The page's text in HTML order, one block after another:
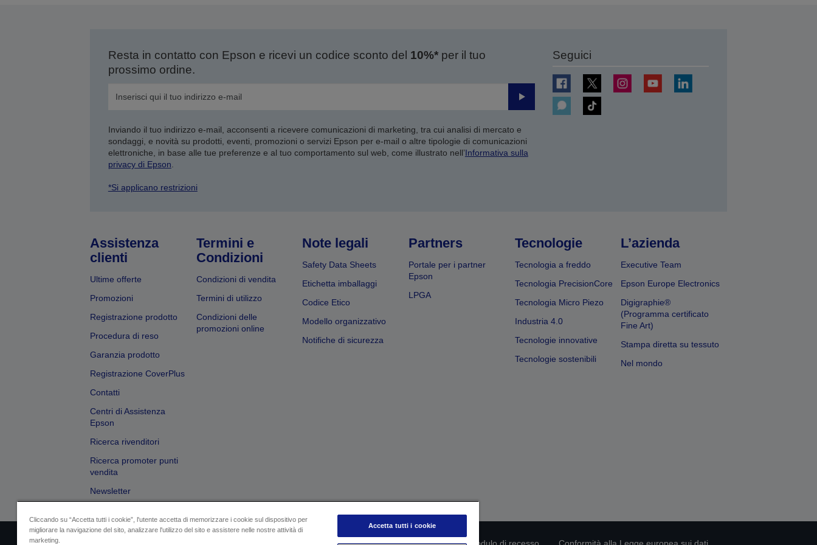
Resta in contatto con Epson e ricevi un codice sconto del 10%*per il tuo
prossimo ordine.
Invia
Inviando il tuo indirizzo e-mail, acconsenti a ricevere comunicazioni di marketing, tra cui analisi di mercato e
sondaggi, e novità su prodotti, eventi, promozioni o servizi Epson per e-mail o altre tipologie di comunicazioni
elettroniche, in base alle tue preferenze e al tuo comportamento sul web, come illustrato nell’Informativa sulla
privacy di Epson.
*Si applicano restrizioni
Seguici
Assistenza
clienti
Ultime offerte
Promozioni
Registrazione prodotto
Procedura di reso
Garanzia prodotto
Registrazione CoverPlus
Contatti
Centri di Assistenza
Epson
Ricerca rivenditori
Ricerca promoter punti
vendita
Newsletter
Termini e
Condizioni
Condizioni di vendita
Termini di utilizzo
Condizioni delle
promozioni online
Note legali
Safety Data Sheets
Etichetta imballaggi
Codice Etico
Modello organizzativo
Notifiche di sicurezza
Partners
Portale per i partner
Epson
LPGA
Tecnologie
Tecnologia a freddo
Tecnologia PrecisionCore
Tecnologia Micro Piezo
Industria 4.0
Tecnologie innovative
Tecnologie sostenibili
L’azienda
Executive Team
Epson Europe Electronics
Digigraphie®
(Programma certificato
Fine Art)
Stampa diretta su tessuto
Nel mondo
Cliccando su “Accetta tutti i cookie”, l'utente accetta di memorizzare i cookie sul dispositivo per
migliorare la navigazione del sito, analizzare l'utilizzo del sito e assistere nelle nostre attività di
marketing.
Accetta tutti i cookie